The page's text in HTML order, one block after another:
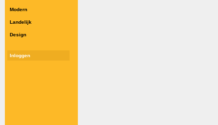
Modern
Landelijk
Design
Inloggen